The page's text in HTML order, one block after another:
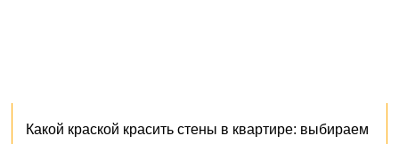
Какой краской красить стены в квартире: выбираем